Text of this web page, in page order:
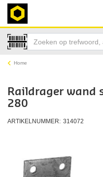
Home
Raildrager wand
280
ARTIKELNUMMER: 314072